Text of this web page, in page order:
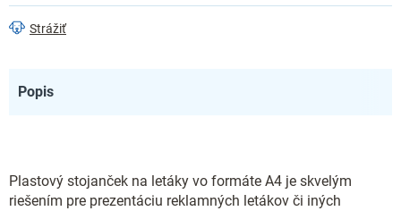
Strážiť
Popis
Plastový stojanček na letáky vo formáte A4 je skvelým
riešením pre prezentáciu reklamných letákov či iných